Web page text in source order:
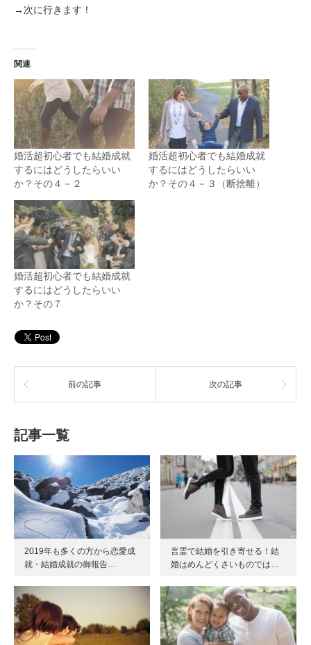
→次に行きます！
関連
婚活超初心者でも結婚成就
するにはどうしたらいい
か？その４－２
婚活超初心者でも結婚成就
するにはどうしたらいい
か？その４－３（断捨離）
婚活超初心者でも結婚成就
するにはどうしたらいい
か？その７
前の記事 次の記事
記事一覧
2019年も多くの方から恋愛成
就・結婚成就の御報告…
言霊で結婚を引き寄せる！結
婚はめんどくさいものでは…